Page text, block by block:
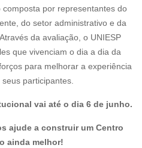
composta por representantes do
do setor administrativo e da
da avaliação, o UNIESP
que vivenciam o dia a dia da
para melhorar a experiência
participantes.
vai até o dia 6 de junho.
ajude a construir um Centro
ainda melhor!